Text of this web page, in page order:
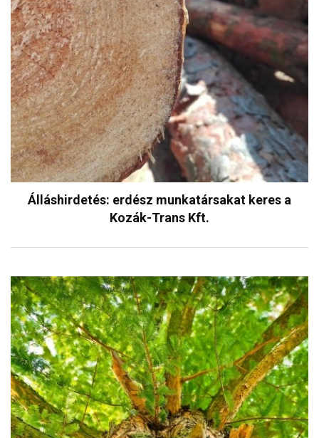
Álláshirdetés: erdész munkatársakat keres a
Kozák-Trans Kft.